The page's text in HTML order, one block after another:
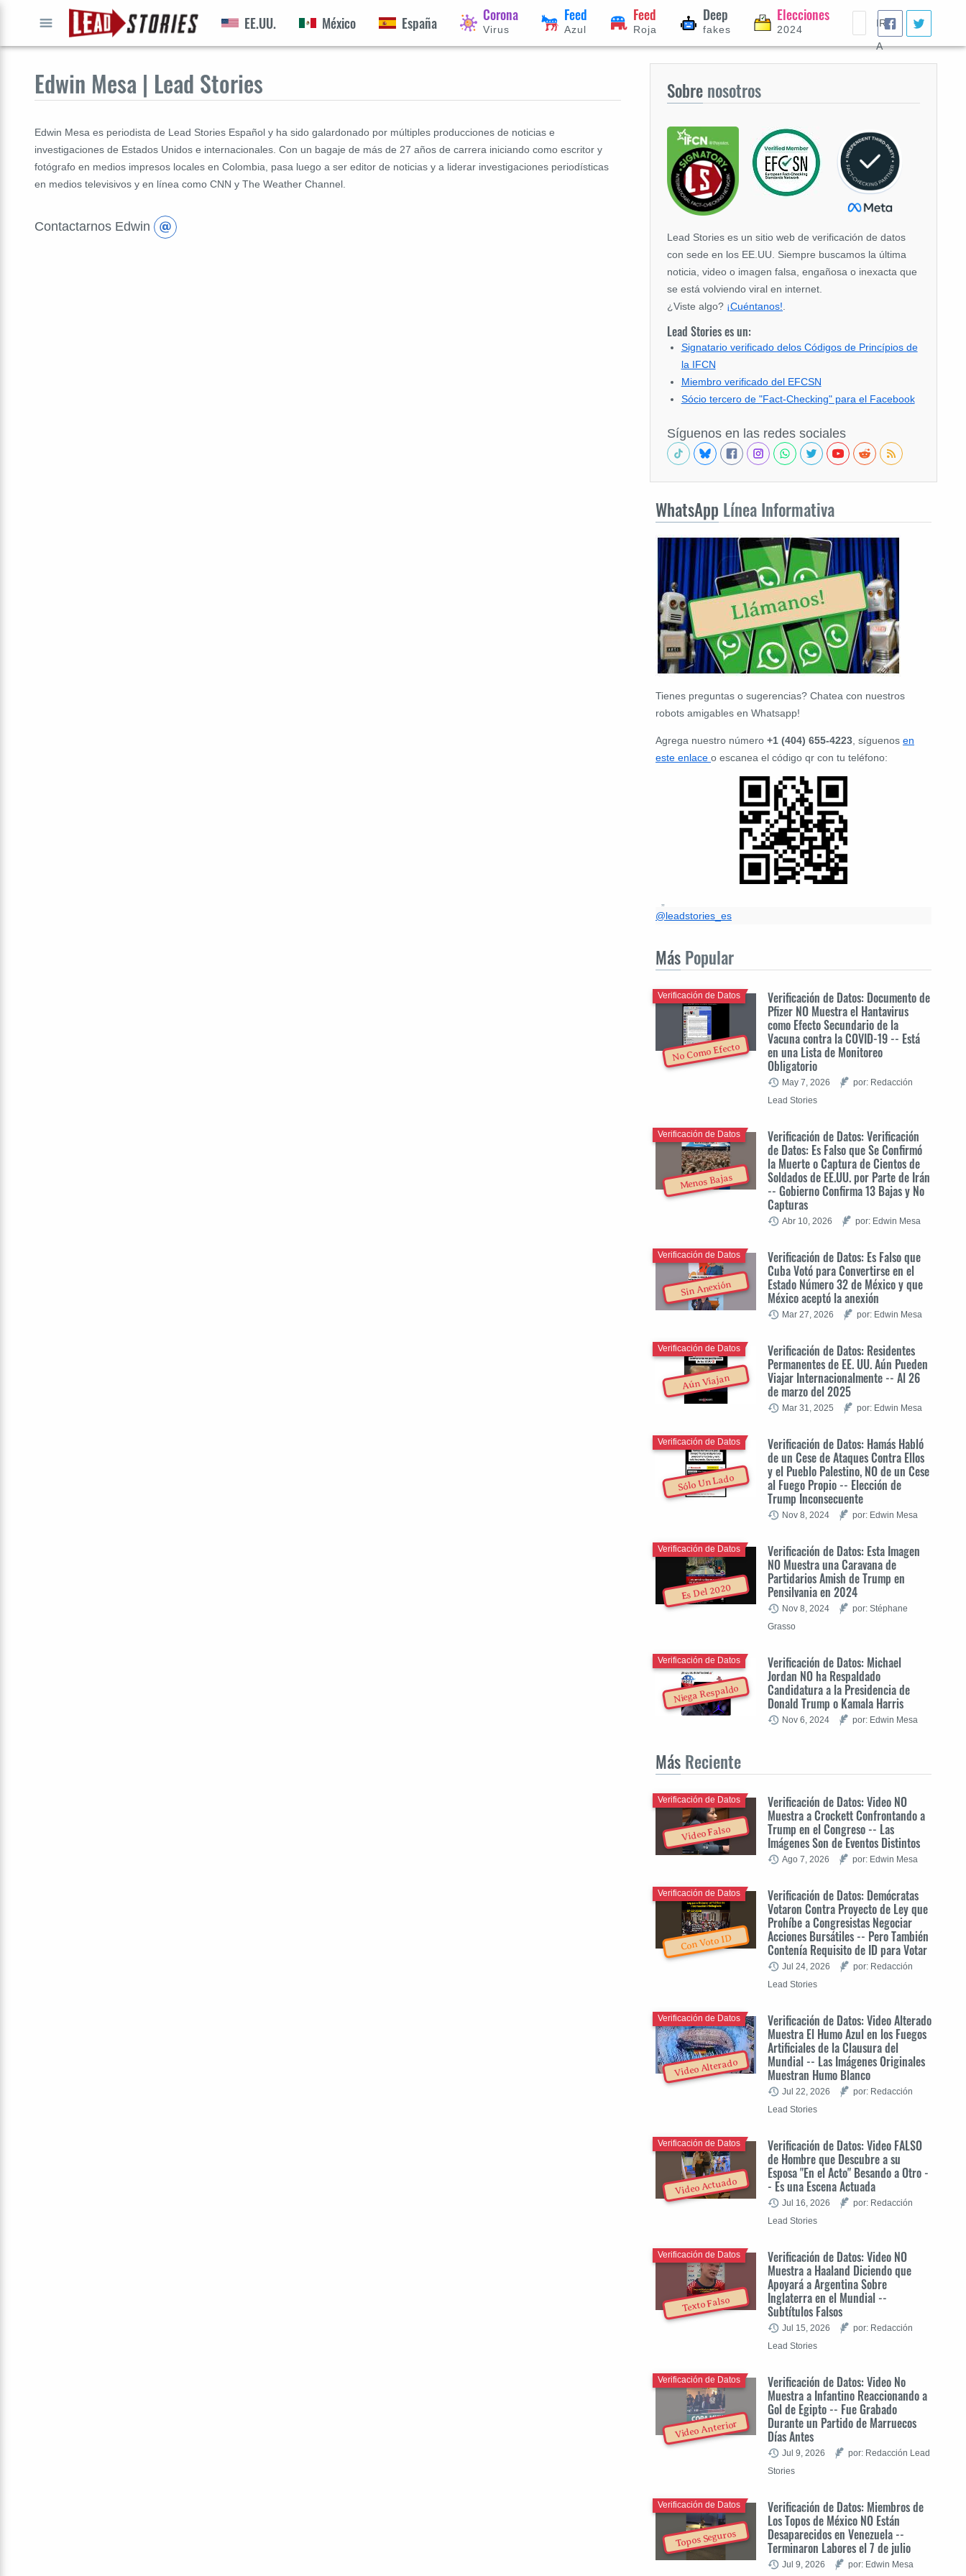
IR
A
EE.UU. México España Corona
Virus
Feed
Azul
Feed
Roja
Deep
fakes
Elecciones
2024
Edwin Mesa | Lead Stories
Edwin Mesa es periodista de Lead Stories Español y ha sido galardonado por múltiples producciones de noticias e
investigaciones de Estados Unidos e internacionales. Con un bagaje de más de 27 años de carrera iniciando como escritor y
fotógrafo en medios impresos locales en Colombia, pasa luego a ser editor de noticias y a liderar investigaciones periodísticas
en medios televisivos y en línea como CNN y The Weather Channel.
Contactarnos Edwin
Sobre nosotros
Lead Stories es un sitio web de verificación de datos
con sede en los EE.UU. Siempre buscamos la última
noticia, video o imagen falsa, engañosa o inexacta que
se está volviendo viral en internet.
¿Viste algo? ¡Cuéntanos!
Lead Stories es un:
Signatario verificado delos Códigos de Princípios de
la IFCN
Miembro verificado del EFCSN
Sócio tercero de "Fact-Checking" para el Facebook
Síguenos en las redes sociales
WhatsApp Línea Informativa
Tienes preguntas o sugerencias? Chatea con nuestros
robots amigables en Whatsapp!
Agrega nuestro número +1 (404) 655-4223 , síguenos en
este enlace o escanea el código qr con tu teléfono:
@leadstories_es
Más Popular
No Como Efecto
Verificación de Datos: Documento de
Pfizer NO Muestra el Hantavirus
como Efecto Secundario de la
Vacuna contra la COVID-19 -- Está
en una Lista de Monitoreo
Obligatorio
Verificación de Datos
May 7, 2026
por: Redacción
Lead Stories
Menos Bajas
Verificación de Datos: Verificación
de Datos: Es Falso que Se Confirmó
la Muerte o Captura de Cientos de
Soldados de EE.UU. por Parte de Irán
-- Gobierno Confirma 13 Bajas y No
Capturas
Verificación de Datos
Abr 10, 2026 por: Edwin Mesa
Sin Anexión
Verificación de Datos: Es Falso que
Cuba Votó para Convertirse en el
Estado Número 32 de México y que
México aceptó la anexión
Verificación de Datos
Mar 27, 2026 por: Edwin Mesa
Aún Viajan
Verificación de Datos: Residentes
Permanentes de EE. UU. Aún Pueden
Viajar Internacionalmente -- Al 26
de marzo del 2025
Verificación de Datos
Mar 31, 2025 por: Edwin Mesa
Sólo Un Lado
Verificación de Datos: Hamás Habló
de un Cese de Ataques Contra Ellos
y el Pueblo Palestino, NO de un Cese
al Fuego Propio -- Elección de
Trump Inconsecuente
Verificación de Datos
Nov 8, 2024 por: Edwin Mesa
Es Del 2020
Verificación de Datos: Esta Imagen
NO Muestra una Caravana de
Partidarios Amish de Trump en
Pensilvania en 2024
Verificación de Datos
Nov 8, 2024
por: Stéphane
Grasso
Niega Respaldo
Verificación de Datos: Michael
Jordan NO ha Respaldado
Candidatura a la Presidencia de
Donald Trump o Kamala Harris
Verificación de Datos
Nov 6, 2024 por: Edwin Mesa
Más Reciente
Video Falso
Verificación de Datos: Video NO
Muestra a Crockett Confrontando a
Trump en el Congreso -- Las
Imágenes Son de Eventos Distintos
Verificación de Datos
Ago 7, 2026 por: Edwin Mesa
Con Voto ID
Verificación de Datos: Demócratas
Votaron Contra Proyecto de Ley que
Prohíbe a Congresistas Negociar
Acciones Bursátiles -- Pero También
Contenía Requisito de ID para Votar
Verificación de Datos
Jul 24, 2026
por: Redacción
Lead Stories
Video Alterado
Verificación de Datos: Video Alterado
Muestra El Humo Azul en los Fuegos
Artificiales de la Clausura del
Mundial -- Las Imágenes Originales
Muestran Humo Blanco
Verificación de Datos
Jul 22, 2026
por: Redacción
Lead Stories
Video Actuado
Verificación de Datos: Video FALSO
de Hombre que Descubre a su
Esposa "En el Acto" Besando a Otro -
- Es una Escena Actuada
Verificación de Datos
Jul 16, 2026
por: Redacción
Lead Stories
Texto Falso
Verificación de Datos: Video NO
Muestra a Haaland Diciendo que
Apoyará a Argentina Sobre
Inglaterra en el Mundial --
Subtítulos Falsos
Verificación de Datos
Jul 15, 2026
por: Redacción
Lead Stories
Video Anterior
Verificación de Datos: Video No
Muestra a Infantino Reaccionando a
Gol de Egipto -- Fue Grabado
Durante un Partido de Marruecos
Días Antes
Verificación de Datos
Jul 9, 2026
por: Redacción Lead
Stories
Topos Seguros
Verificación de Datos: Miembros de
Los Topos de México NO Están
Desaparecidos en Venezuela --
Terminaron Labores el 7 de julio
Verificación de Datos
Jul 9, 2026 por: Edwin Mesa